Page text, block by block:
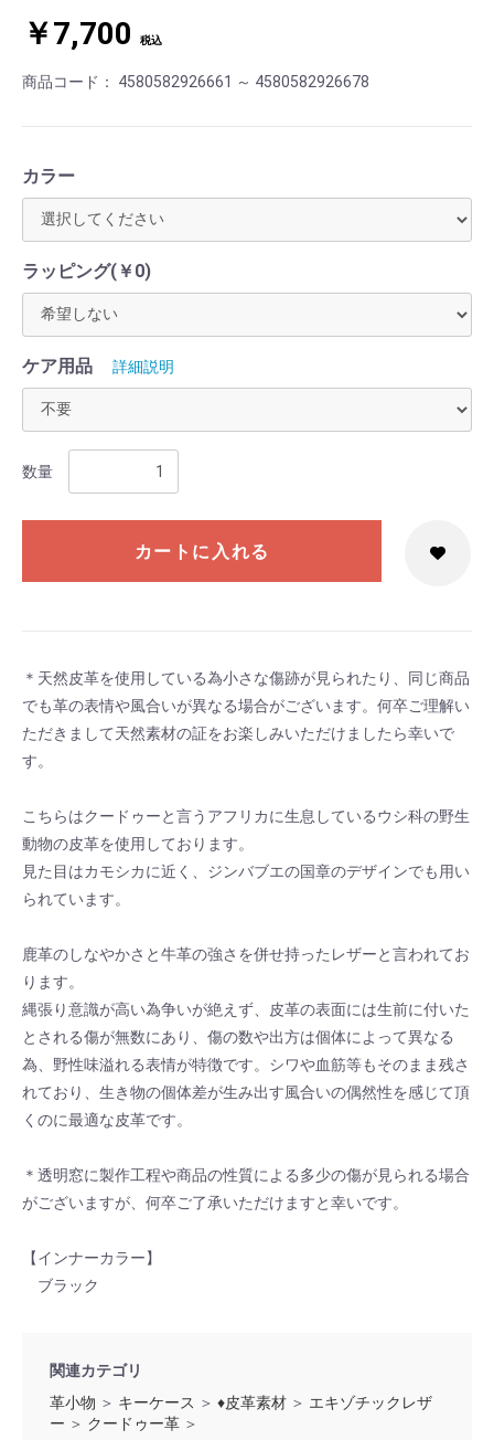
￥7,700 税込
商品コード： 4580582926661 ～ 4580582926678
カラー
ラッピング(￥0)
ケア用品 詳細説明
数量
カートに入れる
＊天然皮革を使用している為小さな傷跡が見られたり、同じ商品
でも革の表情や風合いが異なる場合がございます。何卒ご理解い
ただきまして天然素材の証をお楽しみいただけましたら幸いで
す。
こちらはクードゥーと言うアフリカに生息しているウシ科の野生
動物の皮革を使用しております。
見た目はカモシカに近く、ジンバブエの国章のデザインでも用い
られています。
鹿革のしなやかさと牛革の強さを併せ持ったレザーと言われてお
ります。
縄張り意識が高い為争いが絶えず、皮革の表面には生前に付いた
とされる傷が無数にあり、傷の数や出方は個体によって異なる
為、野性味溢れる表情が特徴です。シワや血筋等もそのまま残さ
れており、生き物の個体差が生み出す風合いの偶然性を感じて頂
くのに最適な皮革です。
＊透明窓に製作工程や商品の性質による多少の傷が見られる場合
がございますが、何卒ご了承いただけますと幸いです。
【インナーカラー】
ブラック
関連カテゴリ
革小物 ＞ キーケース ＞ ♦皮革素材 ＞ エキゾチックレザ
ー ＞ クードゥー革 ＞